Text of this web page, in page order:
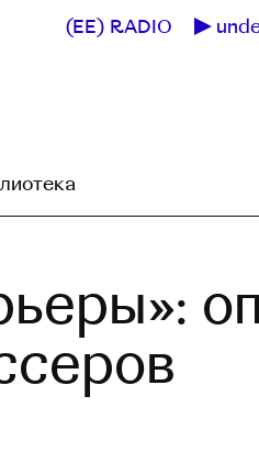
(EE) RADIO